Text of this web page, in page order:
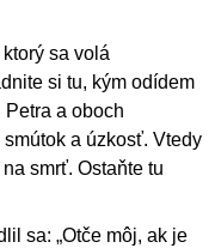
sa volá
si tu, kým odídem
Petra a oboch
a úzkosť. Vtedy
smrť. Ostaňte tu
sa: „Otče môj, ak je